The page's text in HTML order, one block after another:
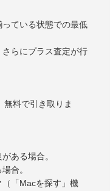
ている状態での最低
らにプラス査定が行
無料で引き取りま
ある場合。
合。
「Macを探す」機